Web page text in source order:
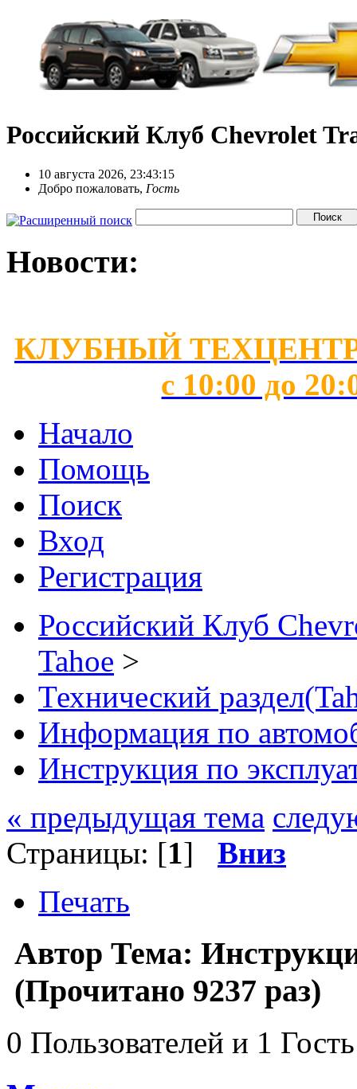
Российский Клуб Chevrolet
10 августа 2026, 23:43:15
Добро пожаловать, Гость
Новости:
КЛУБНЫЙ
с 10:00 до
Начало
Помощь
Поиск
Вход
Регистрация
Российский Клуб
Tahoe >
Технический
Информация по
Инструкция по
« предыдущая тема
Страницы: [1] Вниз
Печать
Автор Тема:
(Прочитано 9237 раз)
0 Пользователей и 1